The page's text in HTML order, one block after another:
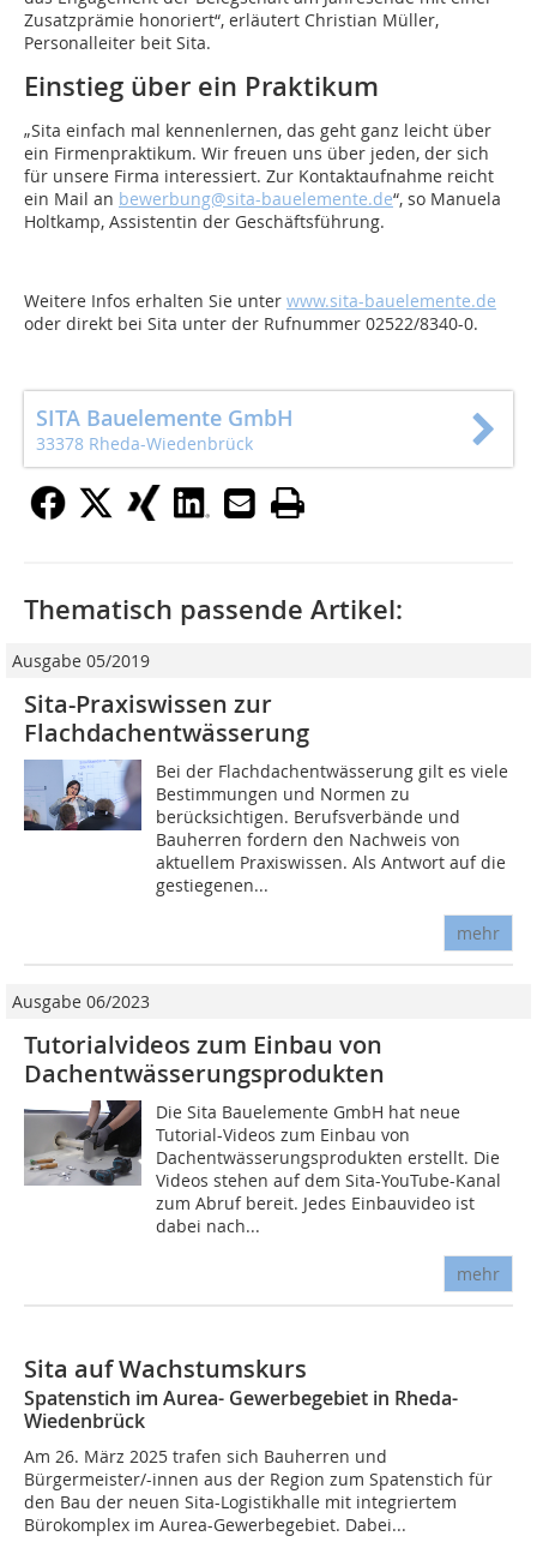
Zusatzprämie honoriert“, erläutert Christian Müller,
Personalleiter beit Sita.
Einstieg über ein Praktikum
„Sita einfach mal kennenlernen, das geht ganz leicht über
ein Firmenpraktikum. Wir freuen uns über jeden, der sich
für unsere Firma interessiert. Zur Kontaktaufnahme reicht
ein Mail an bewerbung@sita-bauelemente.de“, so Manuela
Holtkamp, Assistentin der Geschäftsführung.
Weitere Infos erhalten Sie unter www.sita-bauelemente.de
oder direkt bei Sita unter der Rufnummer 02522/8340-0.
SITA Bauelemente GmbH
33378 Rheda-Wiedenbrück
Thematisch passende Artikel:
Ausgabe 05/2019
Sita-Praxiswissen zur
Flachdachentwässerung
Bei der Flachdachentwässerung gilt es viele
Bestimmungen und Normen zu
berücksichtigen. Berufsverbände und
Bauherren fordern den Nachweis von
aktuellem Praxiswissen. Als Antwort auf die
gestiegenen...
mehr
Ausgabe 06/2023
Tutorialvideos zum Einbau von
Dachentwässerungsprodukten
Die Sita Bauelemente GmbH hat neue
Tutorial-Videos zum Einbau von
Dachentwässerungsprodukten erstellt. Die
Videos stehen auf dem Sita-YouTube-Kanal
zum Abruf bereit. Jedes Einbauvideo ist
dabei nach...
mehr
Sita auf Wachstumskurs
Spatenstich im Aurea- Gewerbegebiet in Rheda-
Wiedenbrück
Am 26. März 2025 trafen sich Bauherren und
Bürgermeister/-innen aus der Region zum Spatenstich für
den Bau der neuen Sita-Logistikhalle mit integriertem
Bürokomplex im Aurea-Gewerbegebiet. Dabei...